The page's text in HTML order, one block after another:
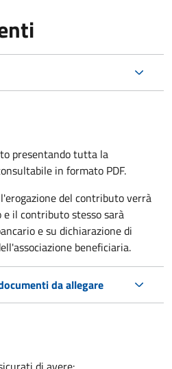
presentando tutta la
in formato PDF.
del contributo verrà
il contributo stesso sarà
e su dichiarazione di
beneficiaria.
da allegare